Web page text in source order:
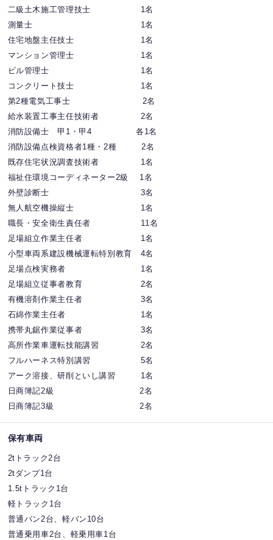
二級土木施工管理技士 1名
測量士 1名
住宅地盤主任技士 1名
マンション管理士 1名
ビル管理士 1名
コンクリート技士 1名
第2種電気工事士 2名
給水装置工事主任技術者 2名
消防設備士 甲1・甲4 各1名
消防設備点検資格者1種・2種 2名
既存住宅状況調査技術者 1名
福祉住環境コーディネーター2級 1名
外壁診断士 3名
無人航空機操縦士 1名
職長・安全衛生責任者 11名
足場組立作業主任者 1名
小型車両系建設機械運転特別教育 4名
足場点検実務者 1名
足場組立従事者教育 2名
有機溶剤作業主任者 3名
石綿作業主任者 1名
携帯丸鋸作業従事者 3名
高所作業車運転技能講習 2名
フルハーネス特別講習 5名
アーク溶接、研削といし講習 1名
日商簿記2級 2名
日商簿記3級 2名
保有車両
2tトラック2台
2tダンプ1台
1.5tトラック1台
軽トラック1台
普通バン2台、軽バン10台
普通乗用車2台、軽乗用車1台